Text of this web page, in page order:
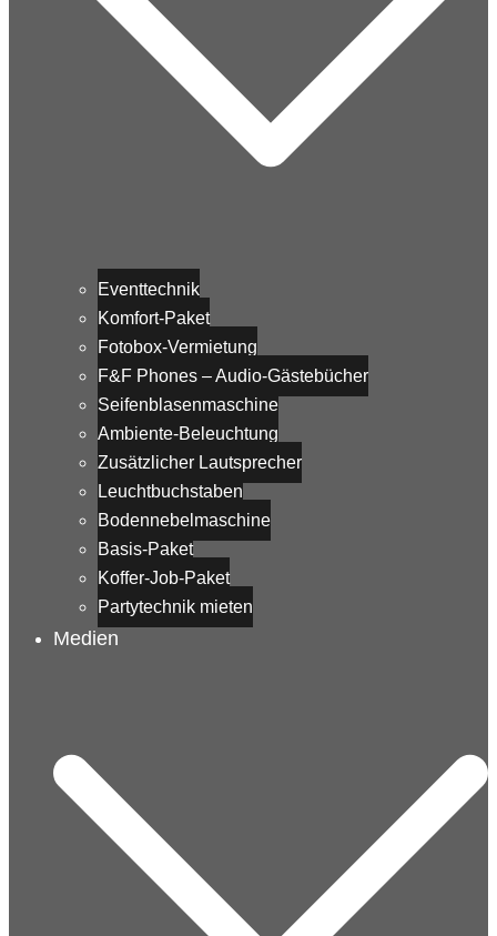
Eventtechnik
Komfort-Paket
Fotobox-Vermietung
F&F Phones – Audio-Gästebücher
Seifenblasenmaschine
Ambiente-Beleuchtung
Zusätzlicher Lautsprecher
Leuchtbuchstaben
Bodennebelmaschine
Basis-Paket
Koffer-Job-Paket
Partytechnik mieten
Medien